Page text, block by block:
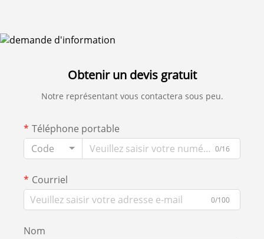
Obtenir un devis gratuit
Notre représentant vous contactera sous peu.
Téléphone portable
Code
0/16
Courriel
0/100
Nom